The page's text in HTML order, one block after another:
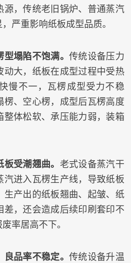
源，传统老旧锅炉、普通蒸汽
严重影响纸板成型品质。
塌陷不饱满。 传统设备压力
动大，纸板在成型过程中受热
慢不一，瓦楞成型受力不稳
楞、空心楞，成型后瓦楞高度
整体松软、承压能力弱，装箱
受潮翘曲。 老式设备蒸汽干
汽进入瓦楞生产线，导致纸板
生产出的纸板翘曲、起皱、纸
差，还会造成后续印刷套印不
率居高不下。
品率不稳定。 传统设备升温